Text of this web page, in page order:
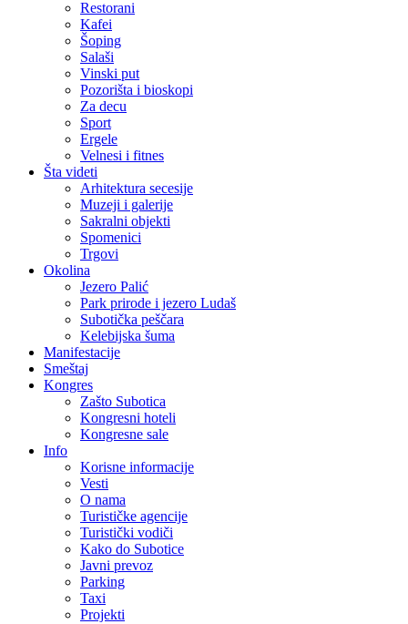
Restorani
Kafei
Šoping
Salaši
Vinski put
Pozorišta i bioskopi
Za decu
Sport
Ergele
Velnesi i fitnes
Šta videti
Arhitektura secesije
Muzeji i galerije
Sakralni objekti
Spomenici
Trgovi
Okolina
Jezero Palić
Park prirode i jezero Ludaš
Subotička peščara
Kelebijska šuma
Manifestacije
Smeštaj
Kongres
Zašto Subotica
Kongresni hoteli
Kongresne sale
Info
Korisne informacije
Vesti
O nama
Turističke agencije
Turistički vodiči
Kako do Subotice
Javni prevoz
Parking
Taxi
Projekti